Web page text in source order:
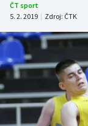
Atletika
Cyklistika
DALŠÍ SPORTY
Americký fotbal
NEPŘEHLÉDNĚTE
ČT sport
5. 2. 2019 | Zdroj: ČTK